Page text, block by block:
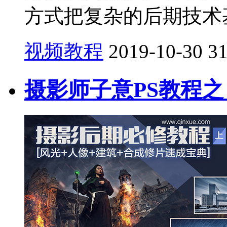
方式把复杂的后期技
视频教程 2019-10-30
摄影师子意PS教程